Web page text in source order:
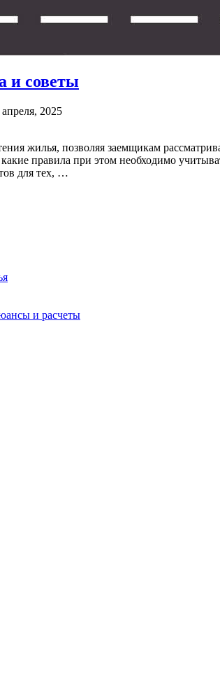
и советы
апреля, 2025
жилья, позволяя заемщикам
правила при этом необходимо
для тех, …
и расчеты